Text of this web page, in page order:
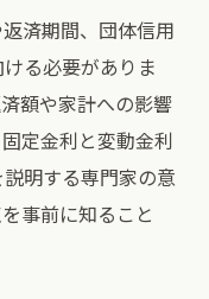
済期間、団体信用
る必要がありま
額や家計への影響
定金利と変動金利
明する専門家の意
事前に知ること